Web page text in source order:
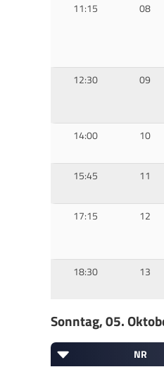
11:15 08
12:30 09
14:00 10
15:45 11
17:15 12
18:30 13
Sonntag, 05.
NR